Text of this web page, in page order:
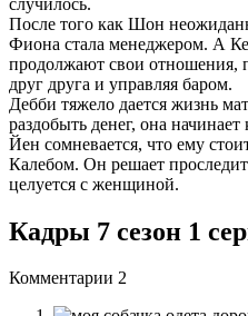
После того как Шон
Фиона стала менеджером. А
продолжают свои отношения,
друг друга и управляя баром.
Дебби тяжело дается жизнь
раздобыть денег, она начинает
Йен сомневается, что ему
Калебом. Он решает
целуется с женщиной.
Кадры 7 сезон 1
Комментарии 2